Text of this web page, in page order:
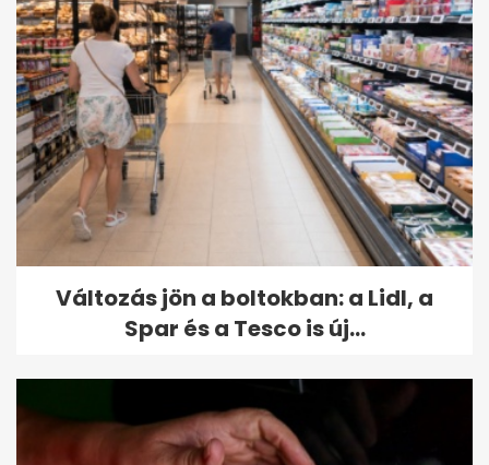
Változás jön a boltokban: a Lidl, a
Spar és a Tesco is új...